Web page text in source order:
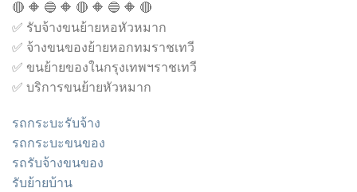
🔴 🔶 🔵 🔶 🔴 🔶 🔵 🔶 🔴
✅ รับจ้างขนย้ายหอหัวหมาก
✅ จ้างขนของย้ายหอกทมราชเทวี
✅ ขนย้ายของในกรุงเทพฯราชเทวี
✅ บริการขนย้ายหัวหมาก
รถกระบะรับจ้าง
รถกระบะขนของ
รถรับจ้างขนของ
รับย้ายบ้าน